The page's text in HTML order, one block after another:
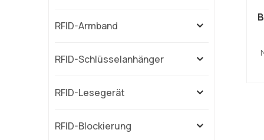
RFID-Armband
RFID-Schlüsselanhänger
RFID-Lesegerät
RFID-Blockierung